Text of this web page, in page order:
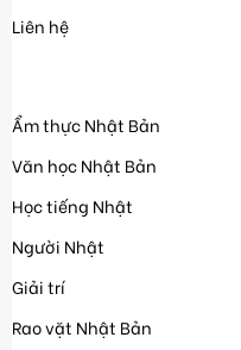
Liên hệ
Ẩm thực Nhật Bản
Văn học Nhật Bản
Học tiếng Nhật
Người Nhật
Giải trí
Rao vặt Nhật Bản